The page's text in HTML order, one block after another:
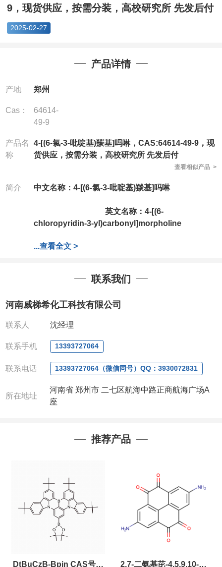
9，现货供应，按需分装，高校研究所 先发后付
2025-02-27
产品详情
产地 郑州
Cas：
64614-
49-9
产品名
称
4-[(6-氯-3-吡啶基)羰基]吗啉，CAS:64614-49-9，现
货供应，按需分装，高校研究所 先发后付
查看相似产品 >
简介 中文名称：4-[(6-氯-3-吡啶基)羰基]吗啉
英文名称：4-[(6-
chloropyridin-3-yl)carbonyl]morpholine
CAS号：64614-49-9
公司拥有一批长期从事精细化学品开发和生产的高级
店铺内只有部分产品，如需其他产品也可咨询定制！
产品详细价格、规格等请直接联系：
电话
:13393727064 / 0371-63377391
电或者QQ、微信联系)
款，如果您在工作中有用到的试剂，欢迎您随时联
系。出现质量问题，全额退款，并承担所有运费，欢
,价格好,售后服务更好!!选择阿尔法（威
也可联系。
...查看全文 >
联系我们
河南威梯希化工科技有限公司
联系人 沈经理
联系手机 13393727064
联系电话 13393727064（微信同号）QQ：3930072831
所在地址
河南省 郑州市 二七区航海中路正商航海广场A
座
推荐产品
DtBuCzB-Bpin CAS号： 2,7-二氨基芘-4,5,9,10-四